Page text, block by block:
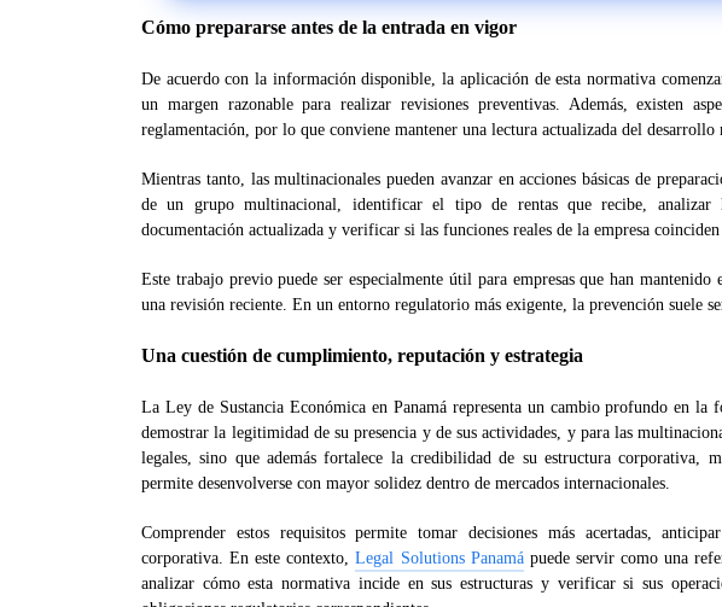
Cómo prepararse antes de la entrada en vigor
De acuerdo con la información disponible, la aplicación de esta normativa
un margen razonable para realizar revisiones preventivas. Además, existen
reglamentación, por lo que conviene mantener una lectura actualizada del desarrollo
Mientras tanto, las multinacionales pueden avanzar en acciones básicas de
de un grupo multinacional, identificar el tipo de rentas que recibe, analizar
documentación actualizada y verificar si las funciones reales de la empresa
Este trabajo previo puede ser especialmente útil para empresas que han
una revisión reciente. En un entorno regulatorio más exigente, la prevención suele
Una cuestión de cumplimiento, reputación y estrategia
La Ley de Sustancia Económica en Panamá representa un cambio profundo en la
demostrar la legitimidad de su presencia y de sus actividades, y para las
legales, sino que además fortalece la credibilidad de su estructura corporativa,
permite desenvolverse con mayor solidez dentro de mercados internacionales.
Comprender estos requisitos permite tomar decisiones más acertadas,
corporativa. En este contexto,Legal Solutions Panamápuede servir como una
analizar cómo esta normativa incide en sus estructuras y verificar si sus